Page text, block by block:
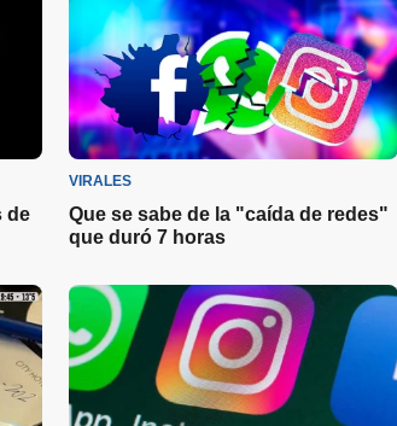
de
VIRALES
Que se sabe de la "caída de redes"
que duró 7 horas